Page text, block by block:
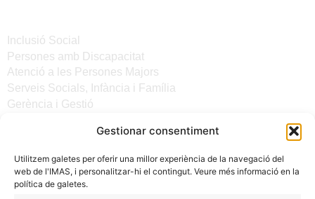
Gestionar consentiment
Utilitzem galetes per oferir una millor experiència de la navegació del
web de l'IMAS, i personalitzar-hi el contingut. Veure més informació en la
política de galetes.
Inclusió Social
Persones amb Discapacitat
Atenció a les Persones Majors
Serveis Socials, Infància i Família
Gerència i Gestió
Altres enllaços
Notícies
Seu electrònica del CiM
Avís legal